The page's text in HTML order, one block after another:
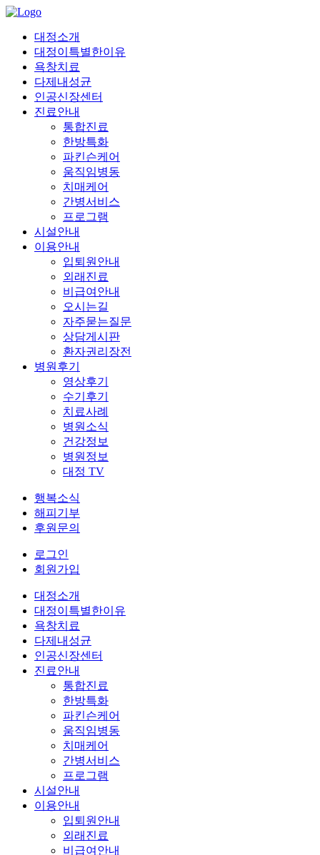
대정소개
대정이특별한이유
욕창치료
다제내성균
인공신장센터
진료안내
통합진료
한방특화
파킨슨케어
움직임병동
치매케어
간병서비스
프로그램
시설안내
이용안내
입퇴원안내
외래진료
비급여안내
오시는길
자주묻는질문
상담게시판
환자권리장전
병원후기
영상후기
수기후기
치료사례
병원소식
건강정보
병원정보
대정 TV
행복소식
해피기부
후원문의
로그인
회원가입
대정소개
대정이특별한이유
욕창치료
다제내성균
인공신장센터
진료안내
통합진료
한방특화
파킨슨케어
움직임병동
치매케어
간병서비스
프로그램
시설안내
이용안내
입퇴원안내
외래진료
비급여안내